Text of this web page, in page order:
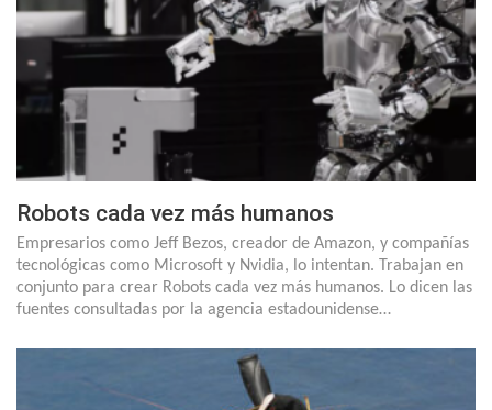
Robots cada vez más humanos
Empresarios como Jeff Bezos, creador de Amazon, y compañías
tecnológicas como Microsoft y Nvidia, lo intentan. Trabajan en
conjunto para crear Robots cada vez más humanos. Lo dicen las
fuentes consultadas por la agencia estadounidense…